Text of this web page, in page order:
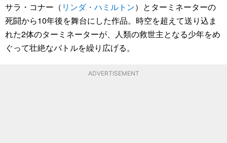
サラ・コナー（ リンダ・ハミルトン）とターミネーターの
死闘から10年後を舞台にした作品。時空を超えて送り込ま
れた2体のターミネーターが、人類の救世主となる少年をめ
ぐって壮絶なバトルを繰り広げる。
ADVERTISEMENT